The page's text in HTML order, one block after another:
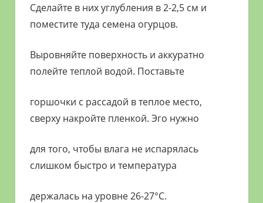
Сделайте в них углубления в 2-2,5 см и
поместите туда семена огурцов.
Выровняйте поверхность и аккуратно
полейте теплой водой. Поставьте
горшочки с рассадой в теплое место,
сверху накройте пленкой. Эго нужно
для того, чтобы влага не испарялась
слишком быстро и температура
держалась на уровне 26-27°С.